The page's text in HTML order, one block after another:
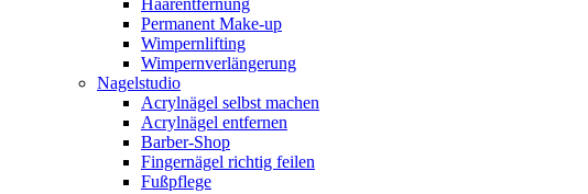
Haarentfernung
Permanent Make-up
Wimpernlifting
Wimpernverlängerung
Nagelstudio
Acrylnägel selbst machen
Acrylnägel entfernen
Barber-Shop
Fingernägel richtig feilen
Fußpflege